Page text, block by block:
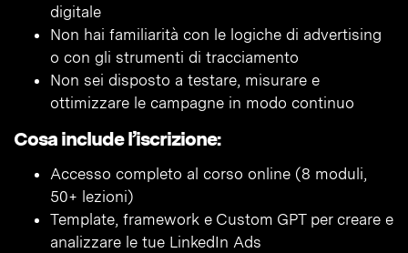
digitale
Non hai familiarità con le logiche di advertising
o con gli strumenti di tracciamento
Non sei disposto a testare, misurare e
ottimizzare le campagne in modo continuo
Cosa include l’iscrizione:
Accesso completo al corso online (8 moduli,
50+ lezioni)
Template, framework e Custom GPT per creare e
analizzare le tue LinkedIn Ads